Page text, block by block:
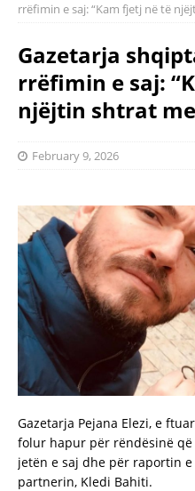
rrëfimin e saj: “Kam fjetj në të
Gazetarja
rrëfimin e saj:
njëjtin shtrat
February 9, 2026
Gazetarja Pejana Elezi, e
folur hapur për rëndësinë
jetën e saj dhe për raportin
partnerin, Kledi Bahiti.